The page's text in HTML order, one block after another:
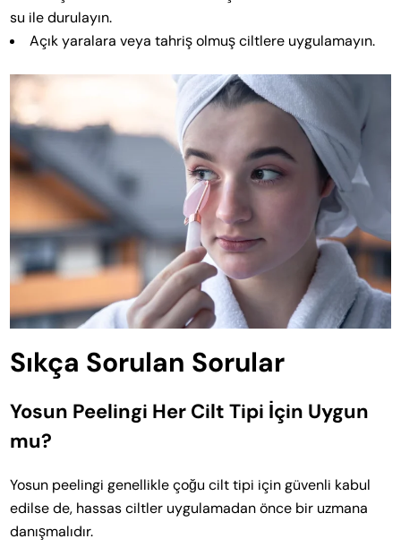
su ile durulayın.
Açık yaralara veya tahriş olmuş ciltlere uygulamayın.
Sıkça Sorulan Sorular
Yosun Peelingi Her Cilt Tipi İçin Uygun
mu?
Yosun peelingi genellikle çoğu cilt tipi için güvenli kabul
edilse de, hassas ciltler uygulamadan önce bir uzmana
danışmalıdır.